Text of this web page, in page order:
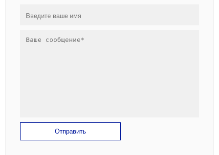
Отправить